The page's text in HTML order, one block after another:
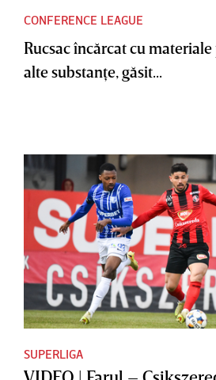
CONFERENCE LEAGUE
Rucsac încărcat cu
alte substanţe, găsit...
SUPERLIGA